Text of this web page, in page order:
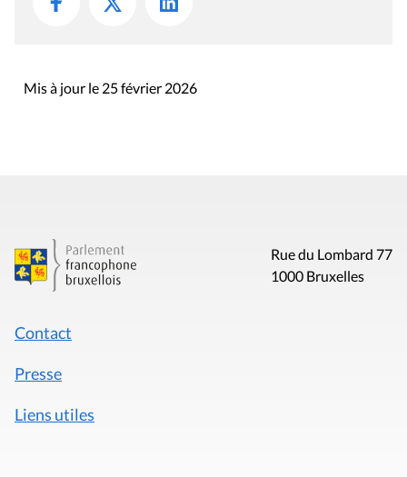
Mis à jour le 25 février 2026
Rue du Lombard 77
1000 Bruxelles
Contact
Presse
Liens utiles